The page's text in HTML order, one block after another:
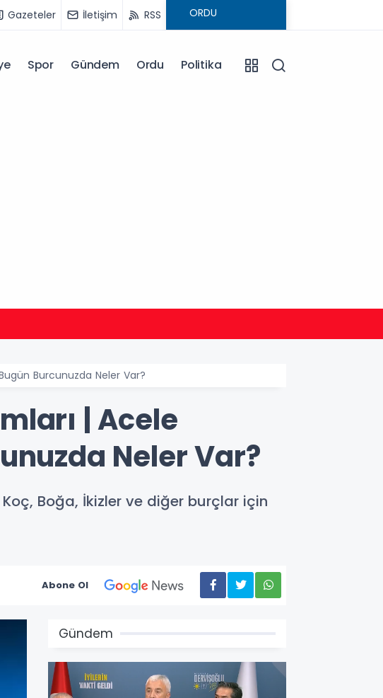
Gazeteler İletişim RSS
Spor Gündem Ordu Politika
Burcunuzda Neler Var?
| Acele
Neler Var?
Boğa, İkizler ve diğer burçlar için
Abone Ol
Gündem